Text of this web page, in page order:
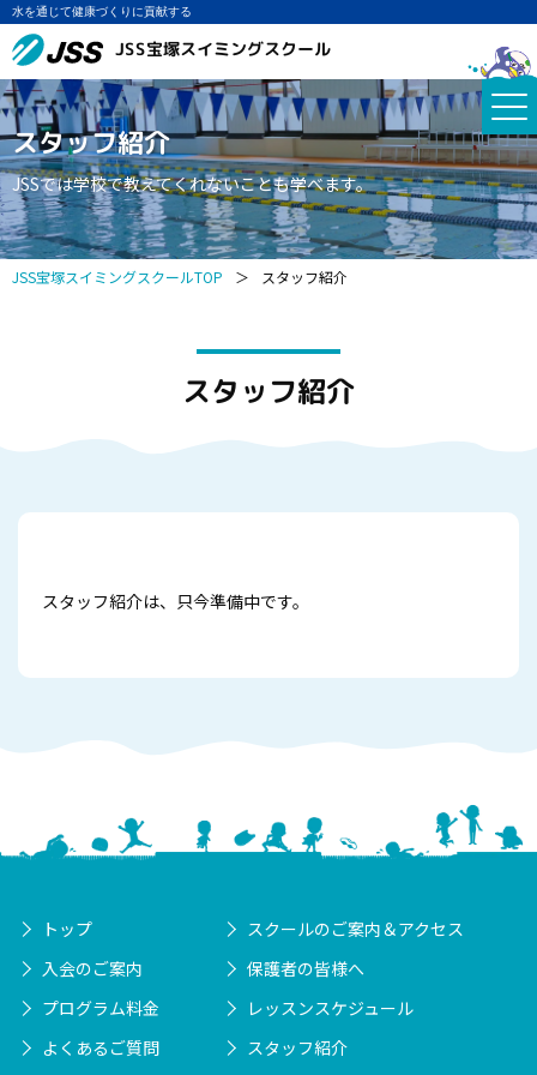
水を通じて健康づくりに貢献する
JSS宝塚スイミングスクール
スタッフ紹介
JSSでは学校で教えてくれないことも学べます。
JSS宝塚スイミングスクールTOP ＞ スタッフ紹介
スタッフ紹介
スタッフ紹介は、只今準備中です。
トップ
スクールのご案内＆アクセス
入会のご案内
保護者の皆様へ
プログラム料金
レッスンスケジュール
よくあるご質問
スタッフ紹介